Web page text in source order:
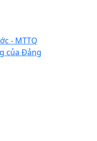
- MTTQ
của Đảng